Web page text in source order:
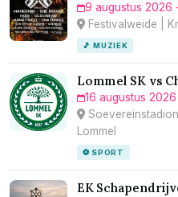
9 augustus 2026
Festivalweide |
🎵 MUZIEK
Lommel SK vs
16 augustus
Lommel
⚽ SPORT
EK